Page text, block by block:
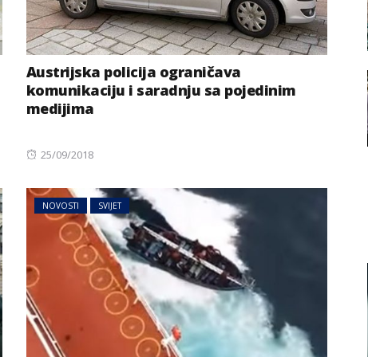
Austrijska policija ograničava
komunikaciju i saradnju sa pojedinim
medijima
Posted
25/09/2018
NOVOSTI SVIJET